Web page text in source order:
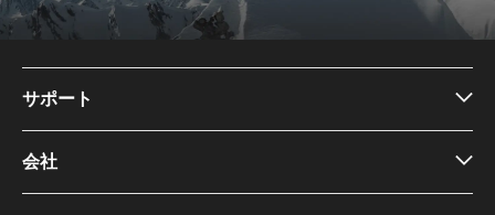
サポート
会社